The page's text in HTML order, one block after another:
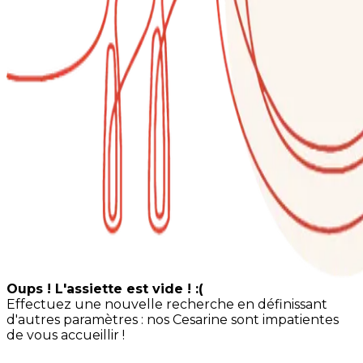
Oups ! L'assiette est vide ! :(
Effectuez une nouvelle recherche en définissant
d'autres paramètres : nos Cesarine sont impatientes
de vous accueillir !